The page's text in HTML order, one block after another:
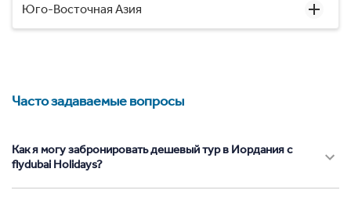
Юго-Восточная Азия
Часто задаваемые вопросы
Как я могу забронировать дешевый тур в Иордания с
flydubai Holidays?